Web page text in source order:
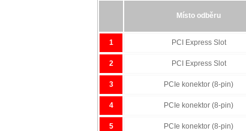
Měření špičkových odběrů
Místo odběru
1 PCI Express Slot
2 PCI Express Slot
3 PCIe konektor (8-pin)
4 PCIe konektor (8-pin)
5 PCIe konektor (8-pin)